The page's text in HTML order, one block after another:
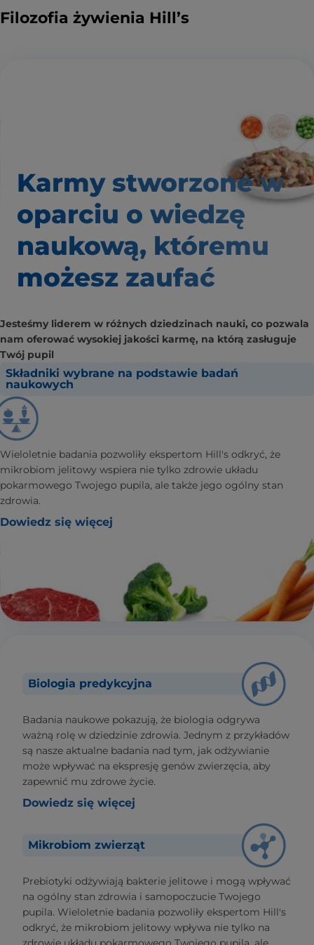
Filozofia żywienia Hill’s
Karmy stworzone w
oparciu o wiedzę
naukową, któremu
możesz zaufać
Jesteśmy liderem w różnych dziedzinach nauki, co pozwala
nam oferować wysokiej jakości karmę, na którą zasługuje
Twój pupil
Składniki wybrane na podstawie badań
naukowych
Wieloletnie badania pozwoliły ekspertom Hill's odkryć, że
mikrobiom jelitowy wspiera nie tylko zdrowie układu
pokarmowego Twojego pupila, ale także jego ogólny stan
zdrowia.
Dowiedz się więcej
Biologia predykcyjna
Badania naukowe pokazują, że biologia odgrywa
ważną rolę w dziedzinie zdrowia. Jednym z przykładów
są nasze aktualne badania nad tym, jak odżywianie
może wpływać na ekspresję genów zwierzęcia, aby
zapewnić mu zdrowe życie.
Dowiedz się więcej
Mikrobiom zwierząt
Prebiotyki odżywiają bakterie jelitowe i mogą wpływać
na ogólny stan zdrowia i samopoczucie Twojego
pupila. Wieloletnie badania pozwoliły ekspertom Hill's
odkryć, że mikrobiom jelitowy wpływa nie tylko na